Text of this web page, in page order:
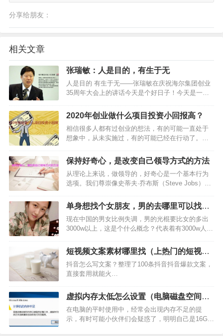
分享给朋友：
相关文章
张瑞敏：人是目的，有生于无
人是目的 有生于无——张瑞敏在庆祝海尔集团创业
35周年大会上的讲话今天是个好日子！今天是一个
天是你们35岁的生日。这个生日可喜可贺！…
2020年创业做什么项目投资小回报高？
相信很多人都有过创业的想法，有的可能一直处于
想象中，从未实施过，有的可能已经在行动了。作
略本文，如果不是，我想你有必要看下2020年创业
做什么项目投资小回报高？因为这下面的项目介绍
对你或许有帮助。…
保持好奇心，是改变自己领导方式的方法
从理论上来说，做领导的，好奇心是一个基本行为
选项。我们尊崇像史蒂夫·乔布斯（Steve Jobs）和
业领袖，商业期刊也经常赞美好奇心是如何宝贵。
但在日常实践中，谁有时间好奇这、好奇那…
单身想找个女朋友，男的去哪里可以找个
女朋友
现在中国的男女比例失调，男的光棍要比女的多出
3000w以上，这是个什么概念？代表着有3000w人是
单身想找个女朋友究竟到哪里找呢？说实话，小编
也是一名单身汉，也正在找女朋友，虽然说，我没
有找到女朋…
短视频文案素材哪里找（上热门的短视频
素材）
抖音怎么写文案？整理了100条抖音抖音爆款文案，
直接套用就能火…
虚拟内存太低怎么设置（电脑磁盘空间不
足清理步骤）
在电脑的平时使用中，经常会出现内存不足的提
示，有时可能小伙伴们会疑惑了，明明自己是16G内